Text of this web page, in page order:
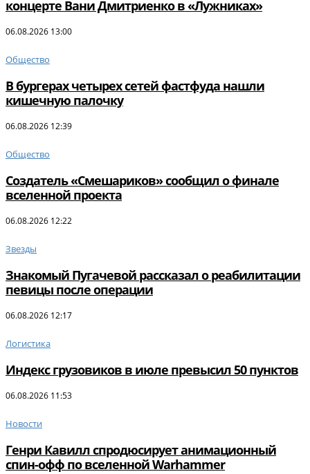
концерте Вани Дмитриенко в «Лужниках»
06.08.2026 13:00
Общество
В бургерах четырех сетей фастфуда нашли
кишечную палочку
06.08.2026 12:39
Общество
Создатель «Смешариков» сообщил о финале
вселенной проекта
06.08.2026 12:22
Звезды
Знакомый Пугачевой рассказал о реабилитации
певицы после операции
06.08.2026 12:17
Логистика
Индекс грузовиков в июле превысил 50 пунктов
06.08.2026 11:53
Новости
Генри Кавилл спродюсирует анимационный
спин-офф по вселенной Warhammer